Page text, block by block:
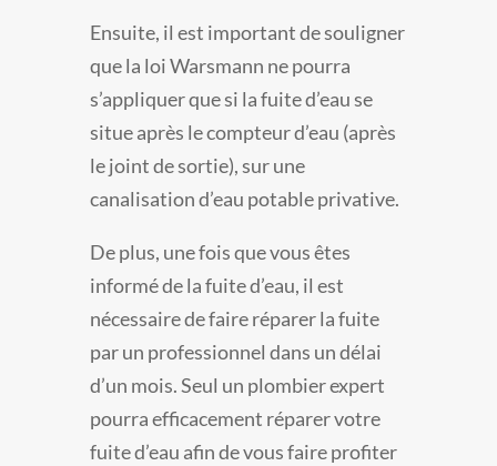
Ensuite, il est important de souligner
que la loi Warsmann ne pourra
s’appliquer que si la fuite d’eau se
situe après le compteur d’eau (après
le joint de sortie), sur une
canalisation d’eau potable privative.
De plus, une fois que vous êtes
informé de la fuite d’eau, il est
nécessaire de faire réparer la fuite
par un professionnel dans un délai
d’un mois. Seul un plombier expert
pourra efficacement réparer votre
fuite d’eau afin de vous faire profiter